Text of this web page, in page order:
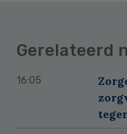
Gerelateerd
16:05